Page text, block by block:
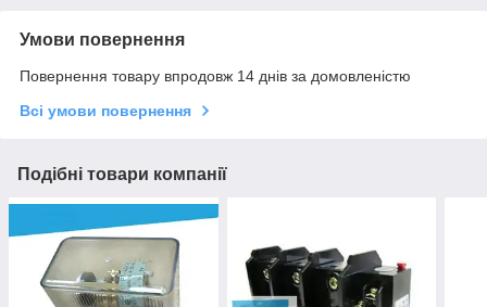
Умови повернення
Повернення товару впродовж 14 днів за домовленістю
Всі умови повернення
Подібні товари компанії